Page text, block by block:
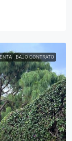
BAJO CONTRATO